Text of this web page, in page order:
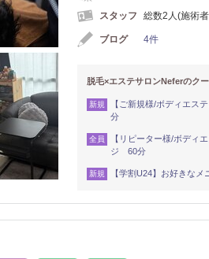
スタッフ
総数2人(施術
ブログ 4件
脱毛×エステサロンNeferのク
新規
【ご新規様/ボディエス
分
全員
【リピーター様/ボディ
ジ 60分
新規 【学割U24】お好きな